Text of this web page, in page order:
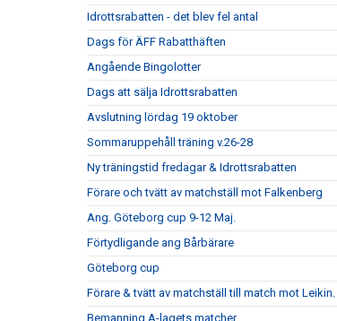
Idrottsrabatten - det blev fel antal
Dags för ÄFF Rabatthäften
Angående Bingolotter
Dags att sälja Idrottsrabatten
Avslutning lördag 19 oktober
Sommaruppehåll träning v.26-28
Ny träningstid fredagar & Idrottsrabatten
Förare och tvätt av matchställ mot Falkenberg
Ang. Göteborg cup 9-12 Maj.
Förtydligande ang Bårbärare
Göteborg cup
Förare & tvätt av matchställ till match mot Leikin.
Bemanning A-lagets matcher